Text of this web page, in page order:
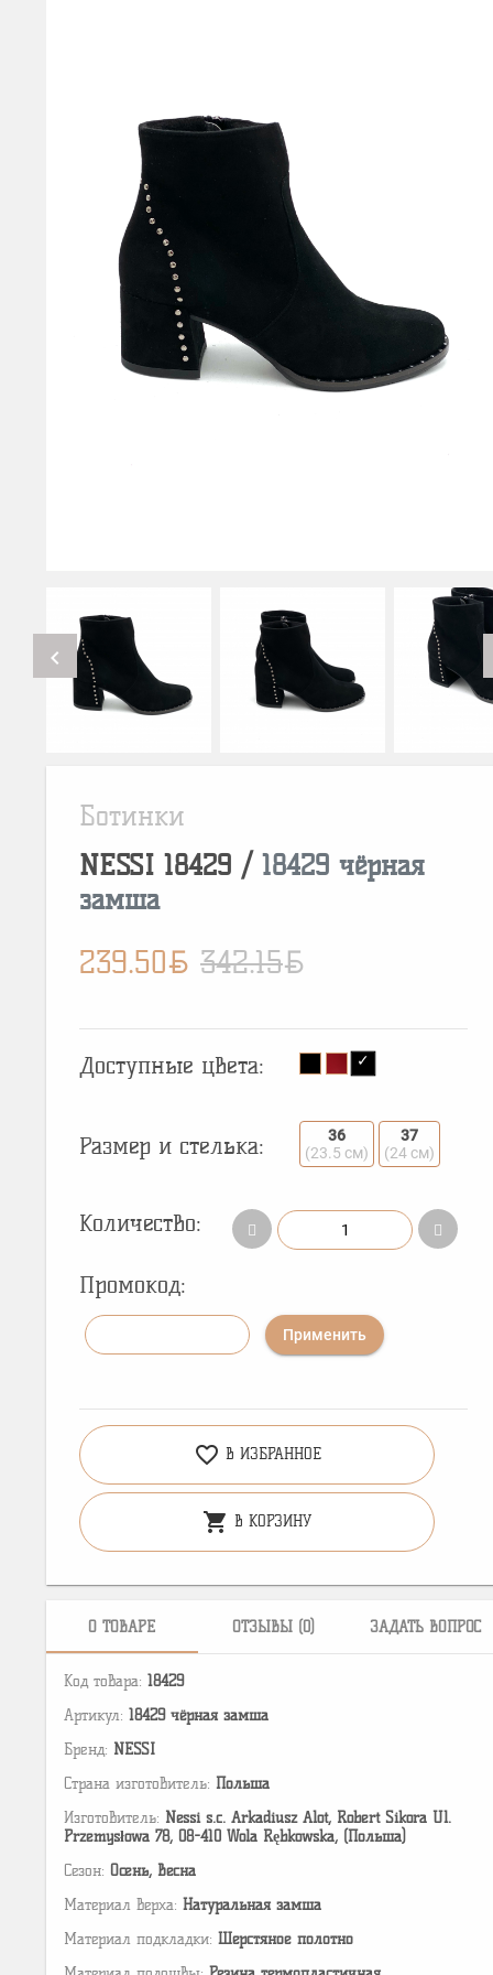
chevron_left
Ботинки
NESSI 18429 / 18429 чёрная
замша
239.50BYN 342.15BYN
Доступные цвета:
Размер и стелька:
36
(23.5 см)
37
(24 см)
Количество:
Промокод:
Применить
favorite_border В ИЗБРАННОЕ
shopping_cart В КОРЗИНУ
О ТОВАРЕ ОТЗЫВЫ (0) ЗАДАТЬ ВОПРОС
Код товара: 18429
Артикул: 18429 чёрная замша
Бренд: NESSI
Страна изготовитель: Польша
Изготовитель: Nessi s.c. Arkadiusz Alot, Robert Sikora Ul.
Przemysłowa 78, 08-410 Wola Rębkowska, (Польша)
Сезон: Осень, Весна
Материал верха: Натуральная замша
Материал подкладки: Шерстяное полотно